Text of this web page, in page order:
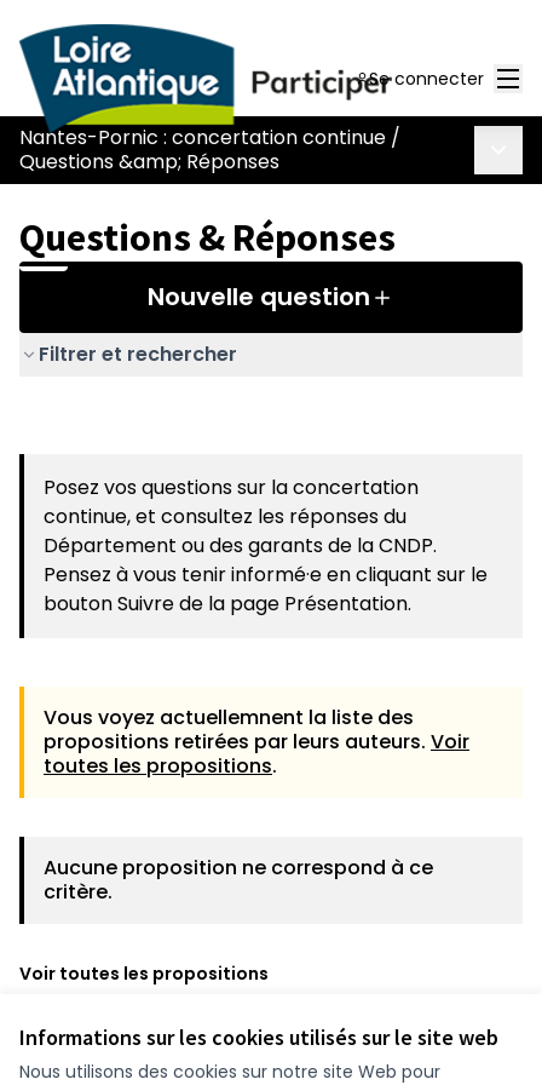
Informations sur les cookies utilisés sur le site web
Nous utilisons des cookies sur notre site Web pour
Se connecter
Nantes-Pornic : concertation continue /
Questions &amp; Réponses
Questions & Réponses
Nouvelle question
Filtrer et rechercher
Posez vos questions sur la concertation
continue, et consultez les réponses du
Département ou des garants de la CNDP.
Pensez à vous tenir informé·e en cliquant sur le
bouton Suivre de la page Présentation.
Vous voyez actuellemnent la liste des
propositions retirées par leurs auteurs. Voir
toutes les propositions.
Aucune proposition ne correspond à ce
critère.
Voir toutes les propositions